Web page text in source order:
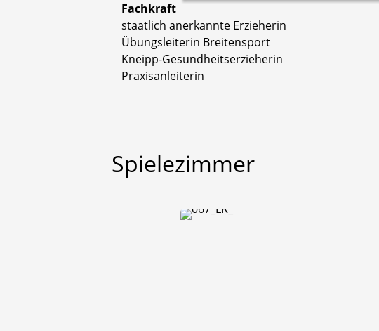
Fachkraft
staatlich anerkannte Erzieherin
Übungsleiterin Breitensport
Kneipp-Gesundheitserzieherin
Praxisanleiterin
Spielezimmer